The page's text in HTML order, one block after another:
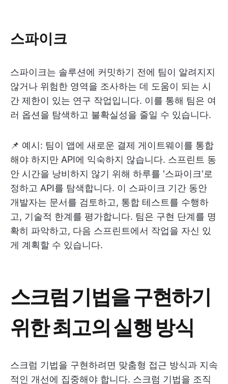
스파이크
스파이크는 솔루션에 커밋하기 전에 팀이 알려지지
않거나 위험한 영역을 조사하는 데 도움이 되는 시
간 제한이 있는 연구 작업입니다. 이를 통해 팀은 여
러 옵션을 탐색하고 불확실성을 줄일 수 있습니다.
📌 예시: 팀이 앱에 새로운 결제 게이트웨이를 통합
해야 하지만 API에 익숙하지 않습니다. 스프린트 동
안 시간을 낭비하지 않기 위해 하루를 '스파이크'로
정하고 API를 탐색합니다. 이 스파이크 기간 동안
개발자는 문서를 검토하고, 통합 테스트를 수행하
고, 기술적 한계를 평가합니다. 팀은 구현 단계를 명
확히 파악하고, 다음 스프린트에서 작업을 자신 있
게 계획할 수 있습니다.
스크럼 기법을 구현하기
위한 최고의 실행 방식
스크럼 기법을 구현하려면 맞춤형 접근 방식과 지속
적인 개선에 집중해야 합니다. 스크럼 기법을 조직